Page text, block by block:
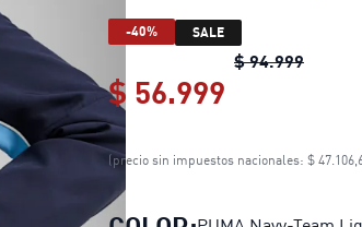
-40% SALE
$ 94.999
$ 56.999
Campera
(precio sin impuestos nacionales: $